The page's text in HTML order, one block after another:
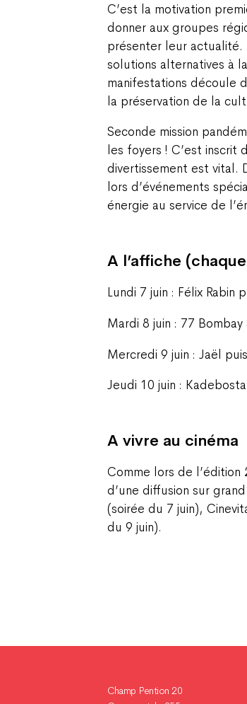
C’est la motivation
donner aux groupes
présenter leur actualité.
solutions alternatives à
manifestations découle
la préservation de la
Seconde mission
les foyers ! C’est inscrit
divertissement est vital.
lors d’événements
énergie au service de
A l’affiche
Lundi 7 juin : Félix Rabin
Mardi 8 juin : 77
Mercredi 9 juin : Jaël puis
Jeudi 10 juin :
A vivre au cinéma
Comme lors de
d’une diffusion sur
(soirée du 7 juin),
du 9 juin).
Champ Pention 20